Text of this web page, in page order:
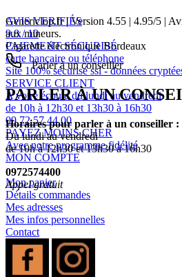
AVIS VERIFIÉS
9.8 / 10
PAIEMENT SÉCURISÉ
carte bancaire ou téléphone
Site 100% sécurisé ssl - données
SERVICE CLIENT
A votre écoute du lundi au vendredi
de 10h à 12h30 et 13h30 à 16h30
09 72 57 44 00
PAYEZ MOINS CHER
Avec notre programme fidélité
MON COMPTE
Mon panier
Détails commandes
Mes adresses
Mes infos personnelles
Contact
Genericlop.fr|Version 4.55 | 4.95/5 |
aux mineurs.
Cigarette électronique Bordeaux
Parler à un conseiller
PARLER À UN
Horaires pour parler à un conseiller :
Du lundi au vendredi
de 10h à 12h30 et 13h30 à 16h30
0972574400
Appel gratuit